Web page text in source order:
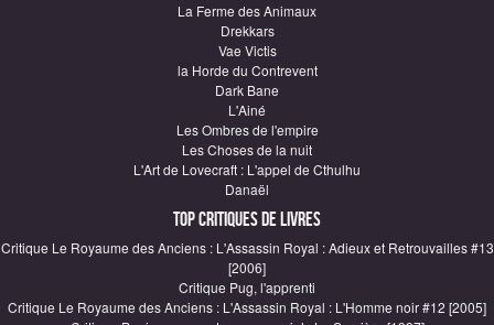
La Ferme des Animaux
Drekkars
Vae Victis
la Horde du Contrevent
Dark Bane
L'Ainé
Les Ombres de l'empire
Les Choses de la nuit
L'Art de Lovecraft : L'appel de Cthulhu
Danaël
Top critiques de Livres
Critique Le Royaume des Anciens : L'Assassin Royal : Adieux et Retrouvailles #13
[2006]
Critique Pug, l'apprenti
Critique Le Royaume des Anciens : L'Assassin Royal : L'Homme noir #12 [2005]